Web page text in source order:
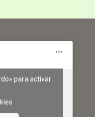
para activar